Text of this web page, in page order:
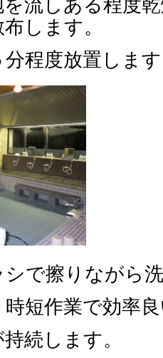
流しある程度
します。
程度放置しま
シで擦りながら
短作業で効率
続します。